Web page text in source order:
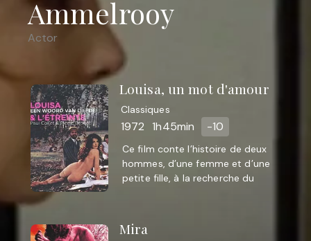
Ammelrooy
Actor
Louisa, un mot d'amour
Classiques
1972 1h45min -10
Ce film conte l’histoire de deux
hommes, d’une femme et d’une
petite fille, à la recherche du
Mira